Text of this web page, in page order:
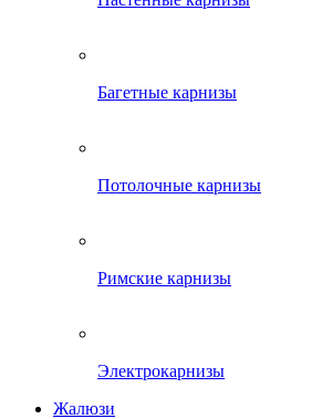
Багетные карнизы
Потолочные карнизы
Римские карнизы
Электрокарнизы
Жалюзи